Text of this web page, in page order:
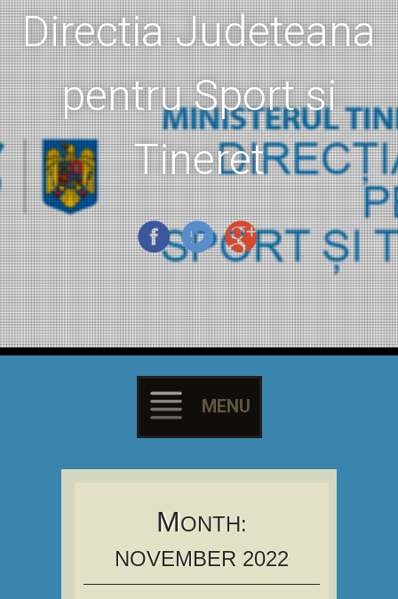
Directia Judeteana
pentru Sport si
Tineret
MENU
Skip
content
MONTH:
NOVEMBER 2022